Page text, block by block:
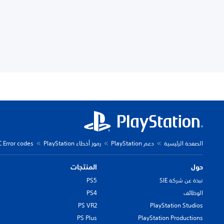
الصفحة الرئيسية دعم PlayStation رموز أخطاء PlayStation Error codes
حول
نبذة عن شركة SIE
الوظائف
PlayStation Studios
PlayStation Productions
المنتجات
PS5
PS4
PS VR2
PS Plus